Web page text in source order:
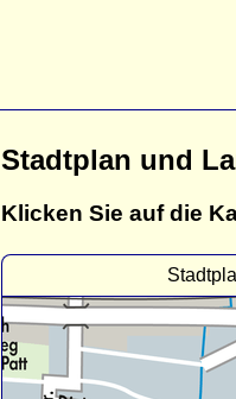
Stadtplan und
Klicken Sie auf die